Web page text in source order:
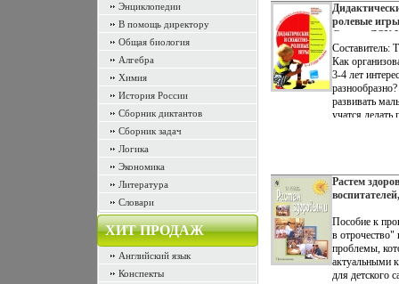
Энциклопедии
В помощь директору
Общая биология
Алгебра
Химия
История России
Сборник диктантов
Сборник задач
Логика
Экономика
Литература
Словари
ХИТ ПРОДАЖ
Английский язык
Конспекты
комиссии и
практических
также
вузов Авторы
Патров
Быков.
ролевые
Серия: ДОУ
Развлечения
Составитель:
Как
3-4 лет
развивать
учатся
воспитателей
родителей.
Растем
Серия: Из
инфо 5572n.
Пособие к
в
проблемы,
актуальными
для детского